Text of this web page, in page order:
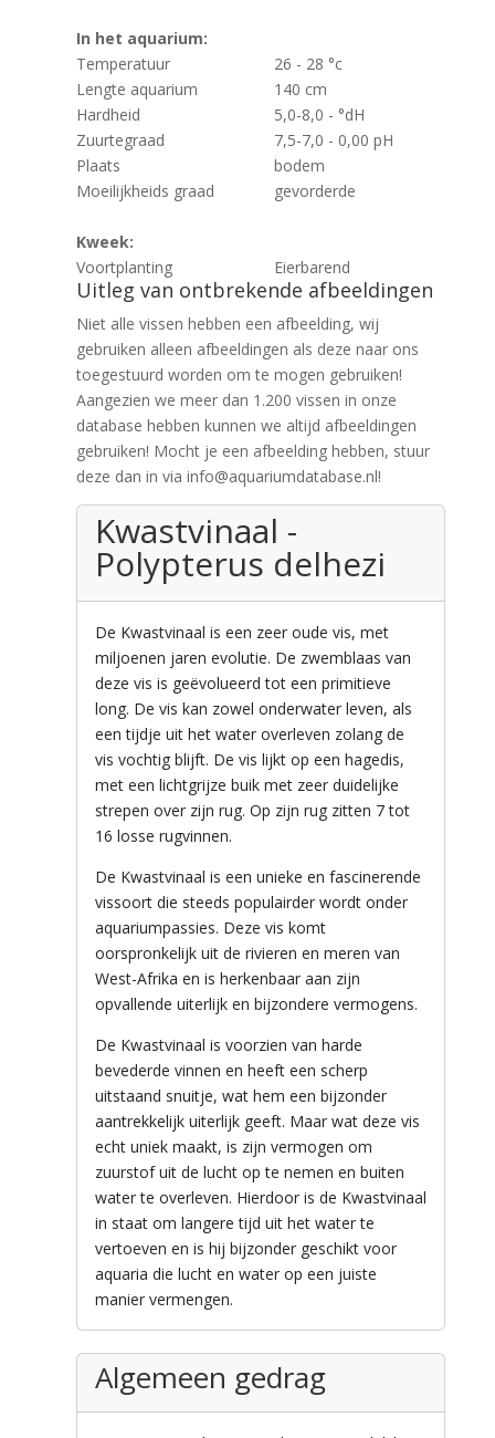
In het aquarium:
Temperatuur
26 - 28 °c
Lengte aquarium
140 cm
Hardheid
5,0-8,0 - °dH
Zuurtegraad
7,5-7,0 - 0,00 pH
Plaats
bodem
Moeilijkheids graad
gevorderde
Kweek:
Voortplanting
Eierbarend
Uitleg van ontbrekende afbeeldingen
Niet alle vissen hebben een afbeelding, wij
gebruiken alleen afbeeldingen als deze naar ons
toegestuurd worden om te mogen gebruiken!
Aangezien we meer dan 1.200 vissen in onze
database hebben kunnen we altijd afbeeldingen
gebruiken! Mocht je een afbeelding hebben, stuur
deze dan in via info@aquariumdatabase.nl!
Kwastvinaal -
Polypterus delhezi
De Kwastvinaal is een zeer oude vis, met
miljoenen jaren evolutie. De zwemblaas van
deze vis is geëvolueerd tot een primitieve
long. De vis kan zowel onderwater leven, als
een tijdje uit het water overleven zolang de
vis vochtig blijft. De vis lijkt op een hagedis,
met een lichtgrijze buik met zeer duidelijke
strepen over zijn rug. Op zijn rug zitten 7 tot
16 losse rugvinnen.
De Kwastvinaal is een unieke en fascinerende
vissoort die steeds populairder wordt onder
aquariumpassies. Deze vis komt
oorspronkelijk uit de rivieren en meren van
West-Afrika en is herkenbaar aan zijn
opvallende uiterlijk en bijzondere vermogens.
De Kwastvinaal is voorzien van harde
bevederde vinnen en heeft een scherp
uitstaand snuitje, wat hem een bijzonder
aantrekkelijk uiterlijk geeft. Maar wat deze vis
echt uniek maakt, is zijn vermogen om
zuurstof uit de lucht op te nemen en buiten
water te overleven. Hierdoor is de Kwastvinaal
in staat om langere tijd uit het water te
vertoeven en is hij bijzonder geschikt voor
aquaria die lucht en water op een juiste
manier vermengen.
Algemeen gedrag